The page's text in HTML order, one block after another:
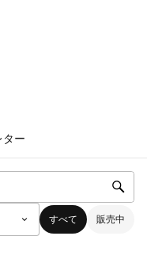
ター
すべて 販売中